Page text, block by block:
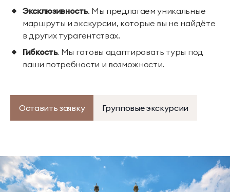
Эксклюзивность. Мы предлагаем уникальные
маршруты и экскурсии, которые вы не найдёте
в других турагентствах.
Гибкость. Мы готовы адаптировать туры под
ваши потребности и возможности.
Оставить заявку Групповые экскурсии